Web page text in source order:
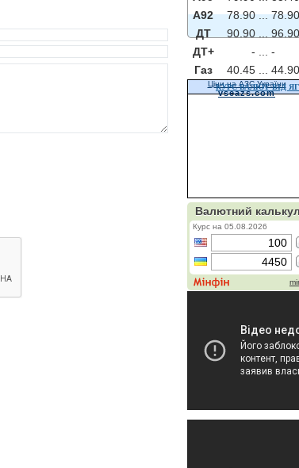
A92
78.90 ...78.90
ДТ
90.90 ...
96.90
ДТ+
- ...
-
Газ
40.45 ... 44.90
Ціни на АЗС України
vseazs.com
КУРС ВАЛЮТ ВІД